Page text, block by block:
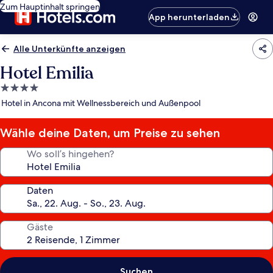
Zum Hauptinhalt springen
App herunterladen
Alle Unterkünfte anzeigen
Hotel Emilia
4.0-
Sterne-
Hotel in Ancona mit Wellnessbereich und Außenpool
Wähle deine Daten, um Preise zu sehen
Wo soll’s hingehen?
Daten
Gäste